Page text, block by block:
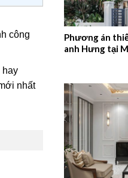
công
hay
nhất
Phương án
anh Hưng tại